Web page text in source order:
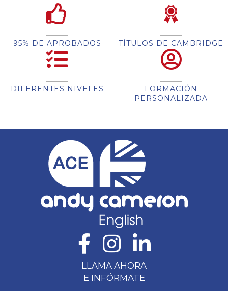
95% DE APROBADOS TÍTULOS DE CAMBRIDGE
DIFERENTES NIVELES
FORMACIÓN
PERSONALIZADA
LLAMA AHORA
E INFÓRMATE